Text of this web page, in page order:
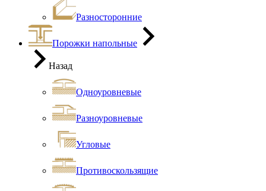
Разносторонние
Порожки напольные
Назад
Одноуровневые
Разноуровневые
Угловые
Противоскользящие